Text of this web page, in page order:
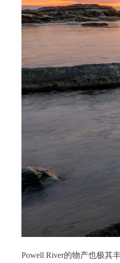
Powell River的物产也极其